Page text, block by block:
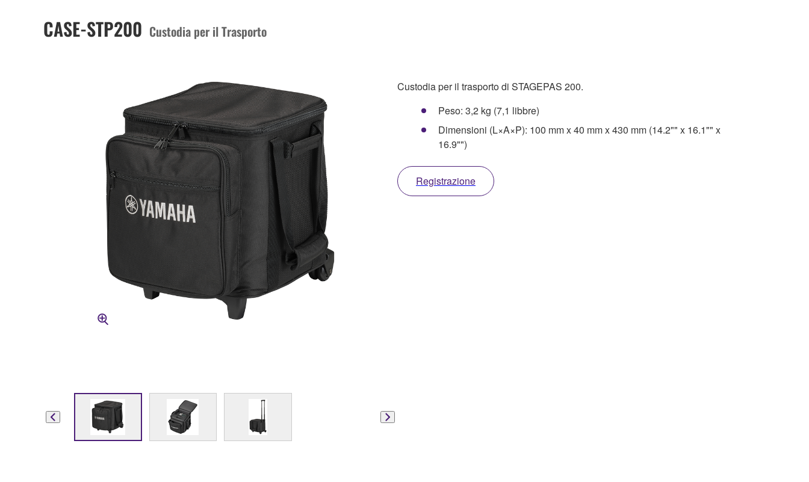
CASE-STP200 Custodia per il Trasporto
Custodia per il trasporto di STAGEPAS 200.
Peso: 3,2 kg (7,1 libbre)
Dimensioni (L×A×P): 100 mm x 40 mm x 430 mm (14.2"" x 16.1"" x
16.9"")
Registrazione